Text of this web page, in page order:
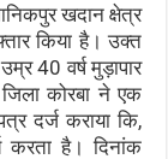
खदान क्षेत्र
किया है। उक्त
40 वर्ष मुड़ापार
जिला कोरबा ने एक
दर्ज कराया कि,
करता है। दिनांक